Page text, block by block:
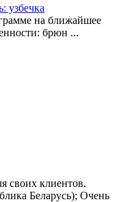
узбечка
на ближайшее
брюн ...
своих клиентов.
Беларусь); Очень